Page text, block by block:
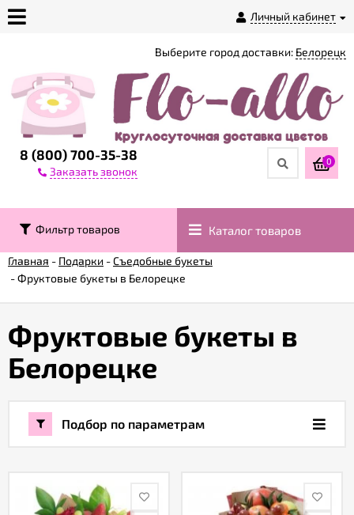
Личный кабинет
магазине
Доставка
Контакты
Возврат
Гарантии
8 (800) 700-35-38
Заказать звонок
Выберите город доставки: Белорецк
0
Фильтр товаров Каталог товаров
Главная - Подарки -Съедобные букеты
-Фруктовые букеты в Белорецке
Фруктовые букеты в
Белорецке
Подбор по параметрам